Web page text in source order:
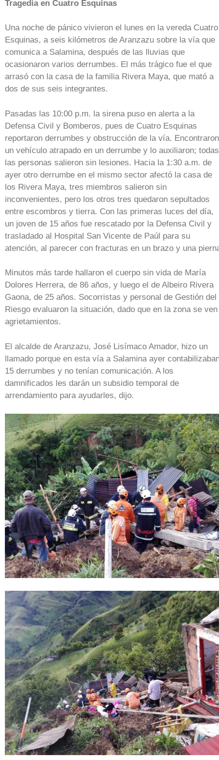
Tragedia en Cuatro Esquinas
Una noche de pánico vivieron el lunes en la vereda Cuatro
Esquinas, a seis kilómetros de Aranzazu sobre la vía que
comunica a Salamina, después de las lluvias que
ocasionaron varios derrumbes. El más trágico fue el que
arrasó con la casa de la familia Rivera Maya, que mató a
dos de sus seis integrantes.
Pasadas las 10:00 p.m. la sirena puso en alerta a la
Defensa Civil y Bomberos, pues de Cuatro Esquinas
reportaron derrumbes y obstrucción de la vía. Encontraron
un vehículo atrapado en un derrumbe y lo auxiliaron; todas
las personas salieron sin lesiones. Hacia la 1:30 a.m. de
ayer otro derrumbe en el mismo sector afectó la casa de
los Rivera Maya, tres miembros salieron sin
inconvenientes, pero los otros tres quedaron sepultados
entre escombros y tierra. Con las primeras luces del día,
un joven de 15 años fue rescatado por la Defensa Civil y
trasladado al Hospital San Vicente de Paúl para su
atención, al parecer con fracturas en un brazo y una
Minutos más tarde hallaron el cuerpo sin vida de María
Dolores Herrera, de 86 años, y luego el de Albeiro Rivera
Gaona, de 25 años. Socorristas y personal de Gestión del
Riesgo evaluaron la situación, dado que en la zona se ven
agrietamientos.
El alcalde de Aranzazu, José Lisímaco Amador, hizo un
llamado porque en esta vía a Salamina ayer
15 derrumbes y no tenían comunicación. A los
damnificados les darán un subsidio temporal de
arrendamiento para ayudarles, dijo.